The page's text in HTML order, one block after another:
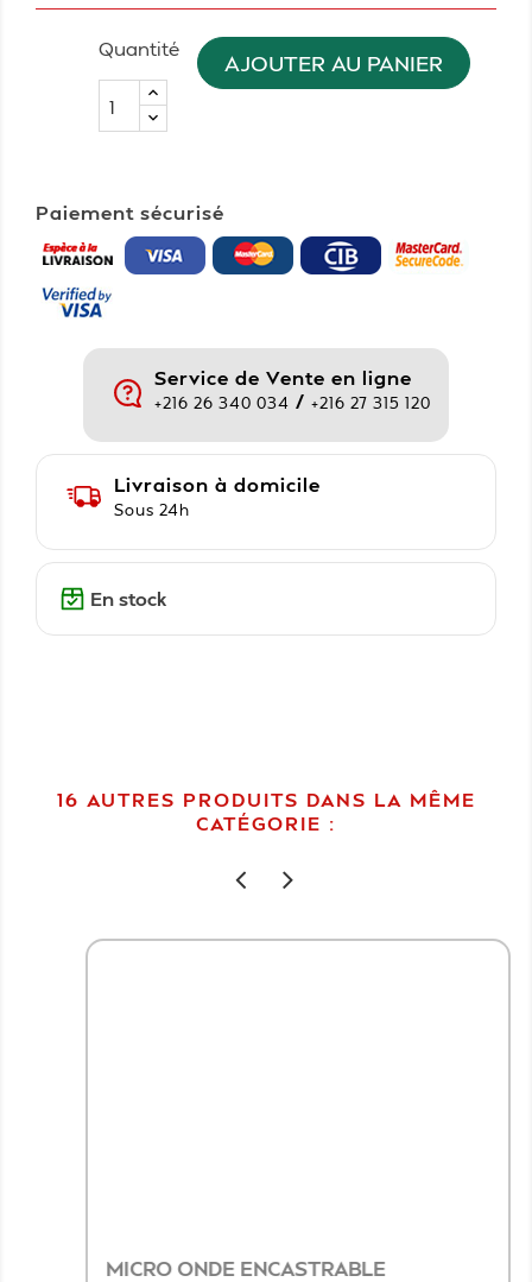
Quantité
AJOUTER AU PANIER
Paiement sécurisé
Service de Vente en ligne
+216 26 340 034 / +216 27 315 120
Livraison à domicile
Sous 24h
En stock
16 AUTRES PRODUITS DANS LA MÊME
CATÉGORIE :
MICRO ONDE ENCASTRABLE